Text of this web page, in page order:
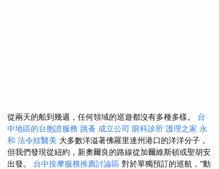
從兩天的船到幾週，任何領域的巡遊都沒有多種多樣。 台
中地區的台胞證服務 跳蚤 成立公司 眼科診所 護理之家 永
和 法令紋醫美 大多數洋溢著佛羅里達州港口的洋洋分子，
但我們發現從紐約，新奧爾良的路線從加爾維斯頓或聖胡安
出發。 台中按摩服務推薦討論區 對於單獨預訂的巡航，“動